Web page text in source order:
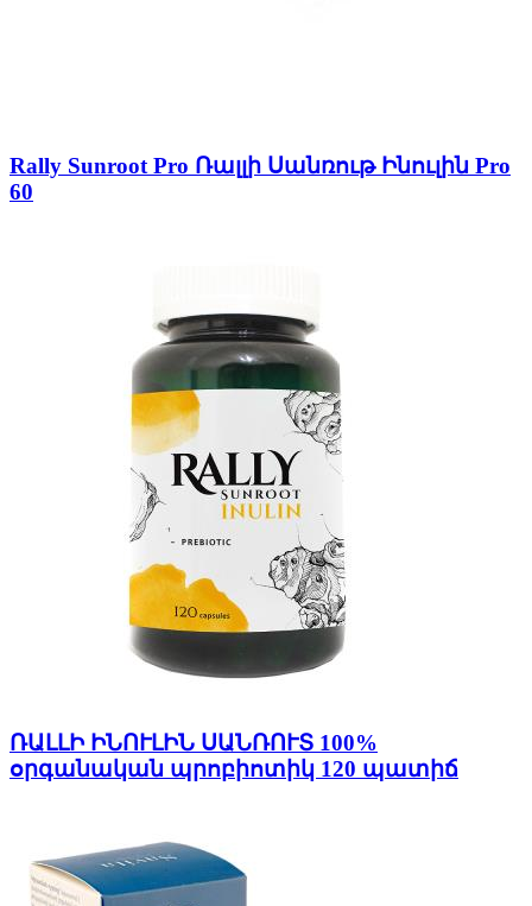
Rally Sunroot Pro Ռալլի Սանռութ Ինուլին Pro
60
ՌԱԼԼԻ ԻՆՈՒԼԻՆ ՍԱՆՌՈՒՏ 100%
օրգանական պրոբիոտիկ 120 պատիճ